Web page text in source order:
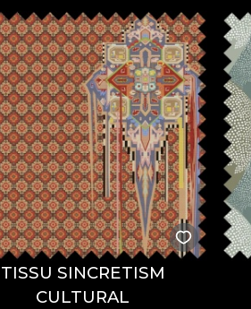
TISSU SINCRETISM
CULTURAL